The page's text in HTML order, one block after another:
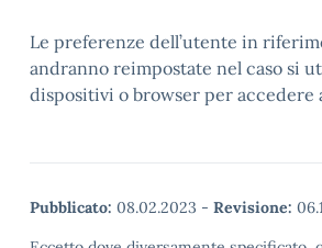
Le preferenze dell’utente in
andranno reimpostate nel caso si
dispositivi o browser per accedere
Pubblicato: 08.02.2023 - Revisione: